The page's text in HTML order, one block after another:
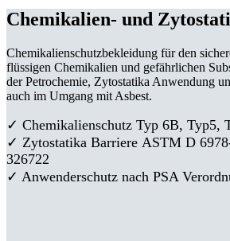
Chemikalien- und
Chemikalienschutzbekleidung für den
flüssigen Chemikalien und gefährlichen
der Petrochemie, Zytostatika Anwendung
auch im Umgang mit Asbest.
✓ Chemikalienschutz Typ 6B, Typ5,
✓ Zytostatika Barriere ASTM D
326722
✓ Anwenderschutz nach PSA